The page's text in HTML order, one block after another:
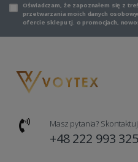
Oświadczam, że zapoznałem się z
przetwarzania moich danych
ofercie sklepu tj. o promocjach,
Masz pytania?
+48 222 993